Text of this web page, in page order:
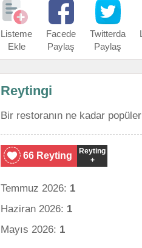
Listeme
Ekle
Facede
Paylaş
Twitterda
Paylaş
Reytingi
Bir restoranın ne kadar
66 Reyting
Reyting
+
Temmuz 2026: 1
Haziran 2026: 1
Mayıs 2026: 1